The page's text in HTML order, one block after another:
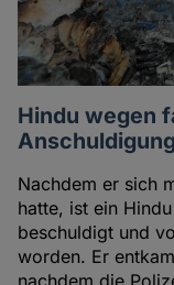
Hindu wegen
Nachdem er sich
hatte, ist ein
beschuldigt und
worden. Er
nachdem die
Cookies